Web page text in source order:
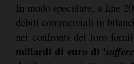
In modo speculare, a fine
debiti commerciali in
nei confronti dei loro
miliardi di euro di '